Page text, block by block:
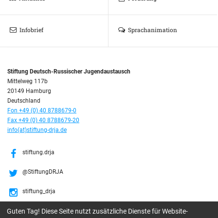
Infobrief Sprachanimation
Stiftung Deutsch-Russischer Jugendaustausch
Mittelweg 117b
20149 Hamburg
Deutschland
Fon +49 (0) 40 8788679-0
Fax +49 (0) 40 8788679-20
info(at)stiftung-drja.de
stiftung.drja
@StiftungDRJA
stiftung_drja
Stiftung DRJA
Guten Tag! Diese Seite nutzt zusätzliche Dienste für Website-